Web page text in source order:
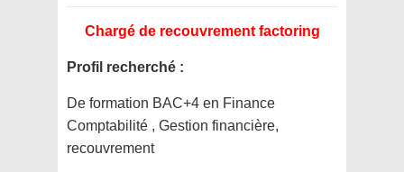
Chargé de recouvrement factoring
Profil recherché :
De formation BAC+4 en Finance
Comptabilité , Gestion financière,
recouvrement